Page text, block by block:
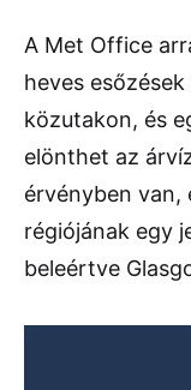
A Met Office
heves
közutakon, és
elönthet az
érvényben van,
régiójának egy
beleértve